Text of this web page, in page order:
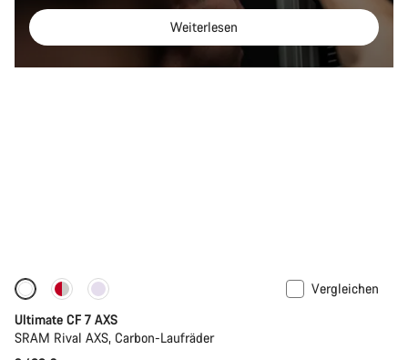
Weiterlesen
Vergleichen
Ultimate CF 7 AXS
SRAM Rival AXS, Carbon-Laufräder